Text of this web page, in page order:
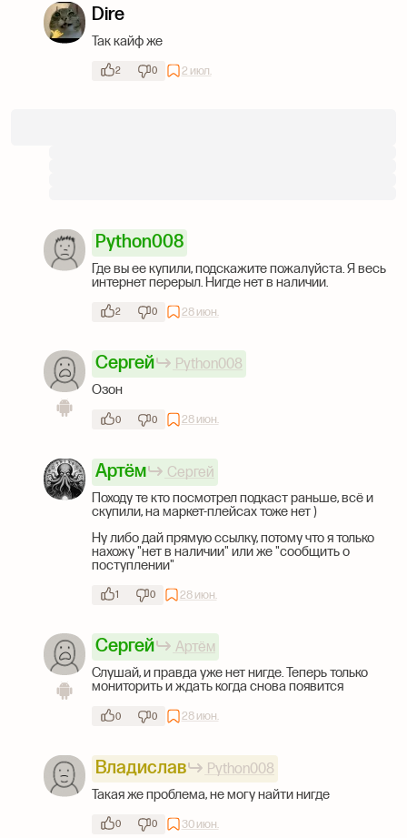
Dire
Так кайф же
2 0 2 июл.
Python008
Где вы ее купили, подскажите пожалуйста. Я весь
интернет перерыл. Нигде нет в наличии.
2 0 28 июн.
Сергей
Python008
Озон
0 0 28 июн.
Артём
Сергей
Походу те кто посмотрел подкаст раньше, всё и
скупили, на маркет-плейсах тоже нет )
Ну либо дай прямую ссылку, потому что я только
нахожу "нет в наличии" или же "сообщить о
поступлении"
1 0 28 июн.
Сергей
Артём
Слушай, и правда уже нет нигде. Теперь только
мониторить и ждать когда снова появится
0 0 28 июн.
Владислав
Python008
Такая же проблема, не могу найти нигде
0 0 30 июн.